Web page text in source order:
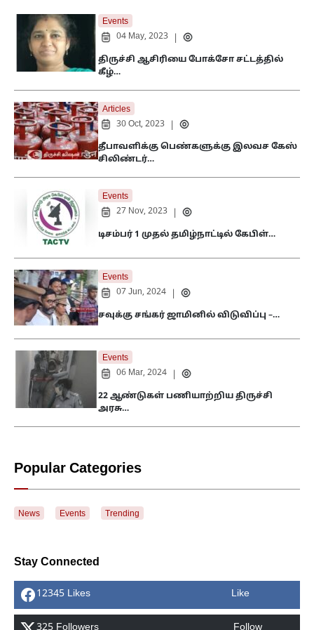
Events
04 May, 2023
திருச்சி ஆசிரியை போக்சோ சட்டத்தில்
கீழ்…
Articles
30 Oct, 2023
தீபாவளிக்கு பெண்களுக்கு இலவச கேஸ்
சிலிண்டர்…
Events
27 Nov, 2023
டிசம்பர் 1 முதல் தமிழ்நாட்டில் கேபிள்…
Events
07 Jun, 2024
சவுக்கு சங்கர் ஜாமினில் விடுவிப்பு –…
Events
06 Mar, 2024
22 ஆண்டுகள் பணியாற்றிய திருச்சி
அரசு…
Popular Categories
News Events Trending
Stay Connected
12345 Likes Like
325 Followers Follow